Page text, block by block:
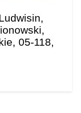
05-118,